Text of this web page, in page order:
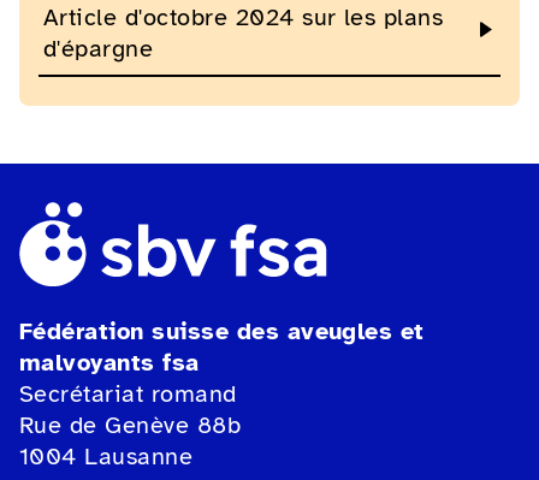
Article d'octobre 2024 sur les plans
d'épargne
Fédération suisse des aveugles et
malvoyants fsa
Secrétariat romand
Rue de Genève 88b
1004 Lausanne